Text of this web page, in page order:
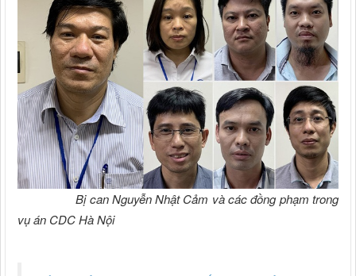
Bị can Nguyễn Nhật Cảm và các đồng phạm trong
vụ án CDC Hà Nội